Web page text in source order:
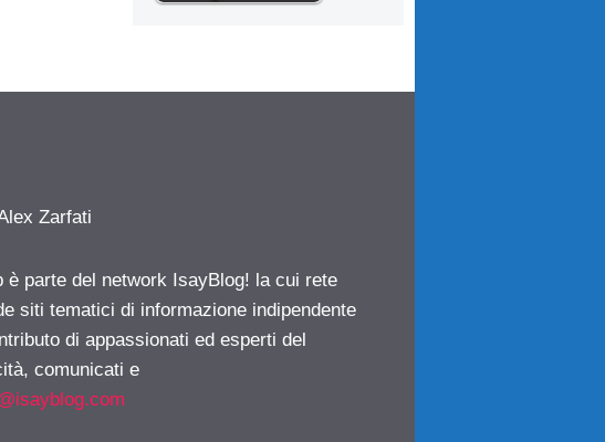
Zarfati
è parte del network IsayBlog! la cui rete
siti tematici di informazione indipendente
di appassionati ed esperti del
comunicati e